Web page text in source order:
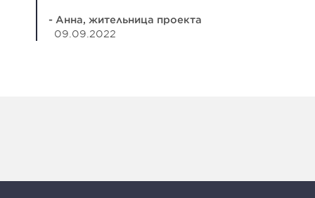
- Анна, жительница проекта
09.09.2022